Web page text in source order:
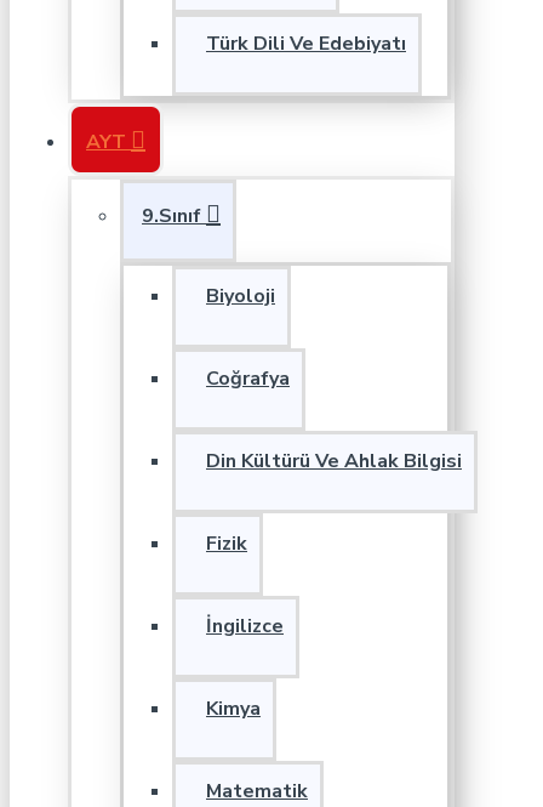
Türk Dili Ve Edebiyatı
AYT
9.Sınıf
Biyoloji
Coğrafya
Din Kültürü Ve Ahlak Bilgisi
Fizik
İngilizce
Kimya
Matematik